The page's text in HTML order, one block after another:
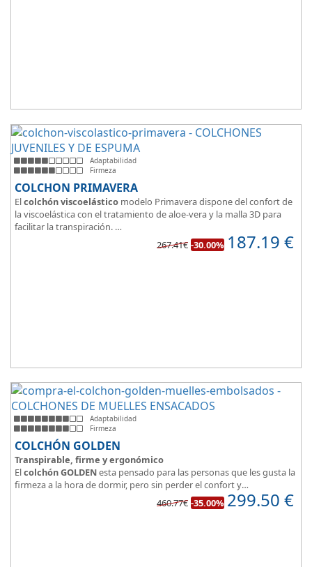
Adaptabilidad
Firmeza
COLCHON PRIMAVERA
Elcolchón viscoelástico modelo Primavera dispone del confort de
la viscoelástica con el tratamiento de aloe-vera y la malla 3D para
facilitar la transpiración.
Según medida del colchón estamos hablando tanto de un colchón
267.41€ -30.00% 187.19 €
Adaptabilidad
Firmeza
COLCHÓN GOLDEN
Transpirable, firme y ergonómico
Elcolchón GOLDENesta pensado para las personas que les gusta la
firmeza a la hora de dormir, pero sin perder el confort y
adaptabilidad que nos ofrece la viscoelástica.
Su excelente diseño, suave tejido e independencia de lechos,
460.77€ -35.00% 299.50 €